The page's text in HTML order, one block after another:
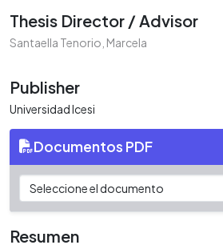
Thesis Director / Advisor
Santaella Tenorio, Marcela
Publisher
Universidad Icesi
Documentos PDF
Resumen